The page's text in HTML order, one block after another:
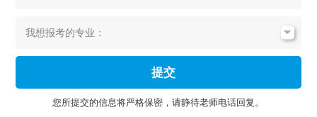
我想报考的专业：
提交
您所提交的信息将严格保密，请静待老师电话回复。